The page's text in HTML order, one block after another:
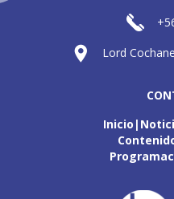
Lord
Inicio